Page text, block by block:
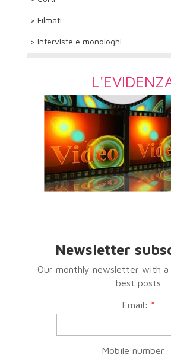
> Filmati
> Interviste e monologhi
Newsletter
Our monthly newsletter with
best posts
Email: *
Mobile number: